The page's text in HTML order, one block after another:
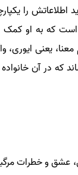
اطلاعاتش را
که به او کمک
یعنی
که در آن
عشق و خطرات